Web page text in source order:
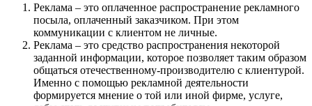
Реклама – это оплаченное распространение рекламного
посыла, оплаченный заказчиком. При этом
коммуникации с клиентом не личные.
Реклама – это средство распространения некоторой
заданной информации, которое позволяет таким образом
общаться отечественному-производителю с клиентурой.
Именно с помощью рекламной деятельности
формируется мнение о той или иной фирме, услуге,